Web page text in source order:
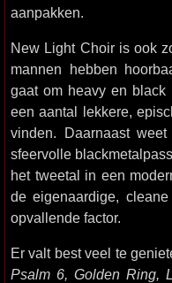
aanpakken.
New Light Choir is ook
mannen hebben
gaat om heavy en black
een aantal lekkere,
vinden. Daarnaast
sfeervolle
het tweetal in een
de eigenaardige,
opvallende factor.
Er valt best veel te
Psalm 6, Golden Ring,